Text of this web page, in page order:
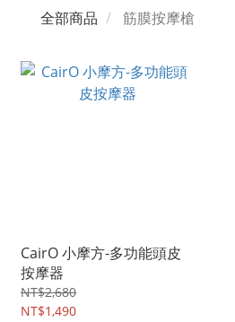
全部商品 筋膜按摩槍
CairO 小摩方-多功能頭皮
按摩器
NT$2,680
NT$1,490